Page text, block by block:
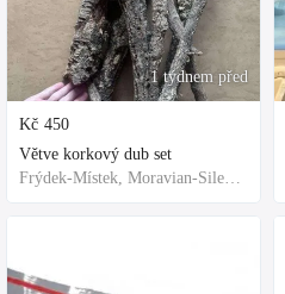
1 týdnem před
Kč 450
Větve korkový dub set
Frýdek-Místek, Moravian-Silesian Region,Others